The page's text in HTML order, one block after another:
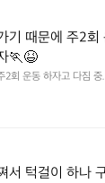
기 때문에 주2
🏃😆
회 운동 하자고 다짐
서 턱걸이 하나